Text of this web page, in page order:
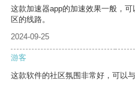
这款加速器app的加速效果一般，
区的线路。
2024-09-25
游客
这款软件的社区氛围非常好，可以